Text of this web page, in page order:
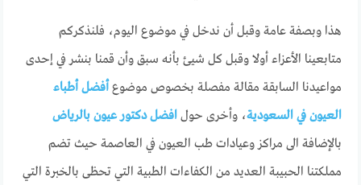
هذا وبصفة عامة وقبل أن ندخل في موضوع اليوم، فلنذكركم
متابعينا الأعزاء أولا وقبل كل شيئ بأنه سبق وأن قمنا بنشر في إحدى
مواعيدنا السابقة مقالة مفصلة بخصوص موضوعأفضل أطباء
العيون في السعودية، وأخرى حولافضل دكتور عيون بالرياض
بالإضافة الى مراكز وعيادات طب العيون في العاصمة حيث تضم
مملكتنا الحبيبة العديد من الكفاءات الطبية التي تحظى بالخبرة التي